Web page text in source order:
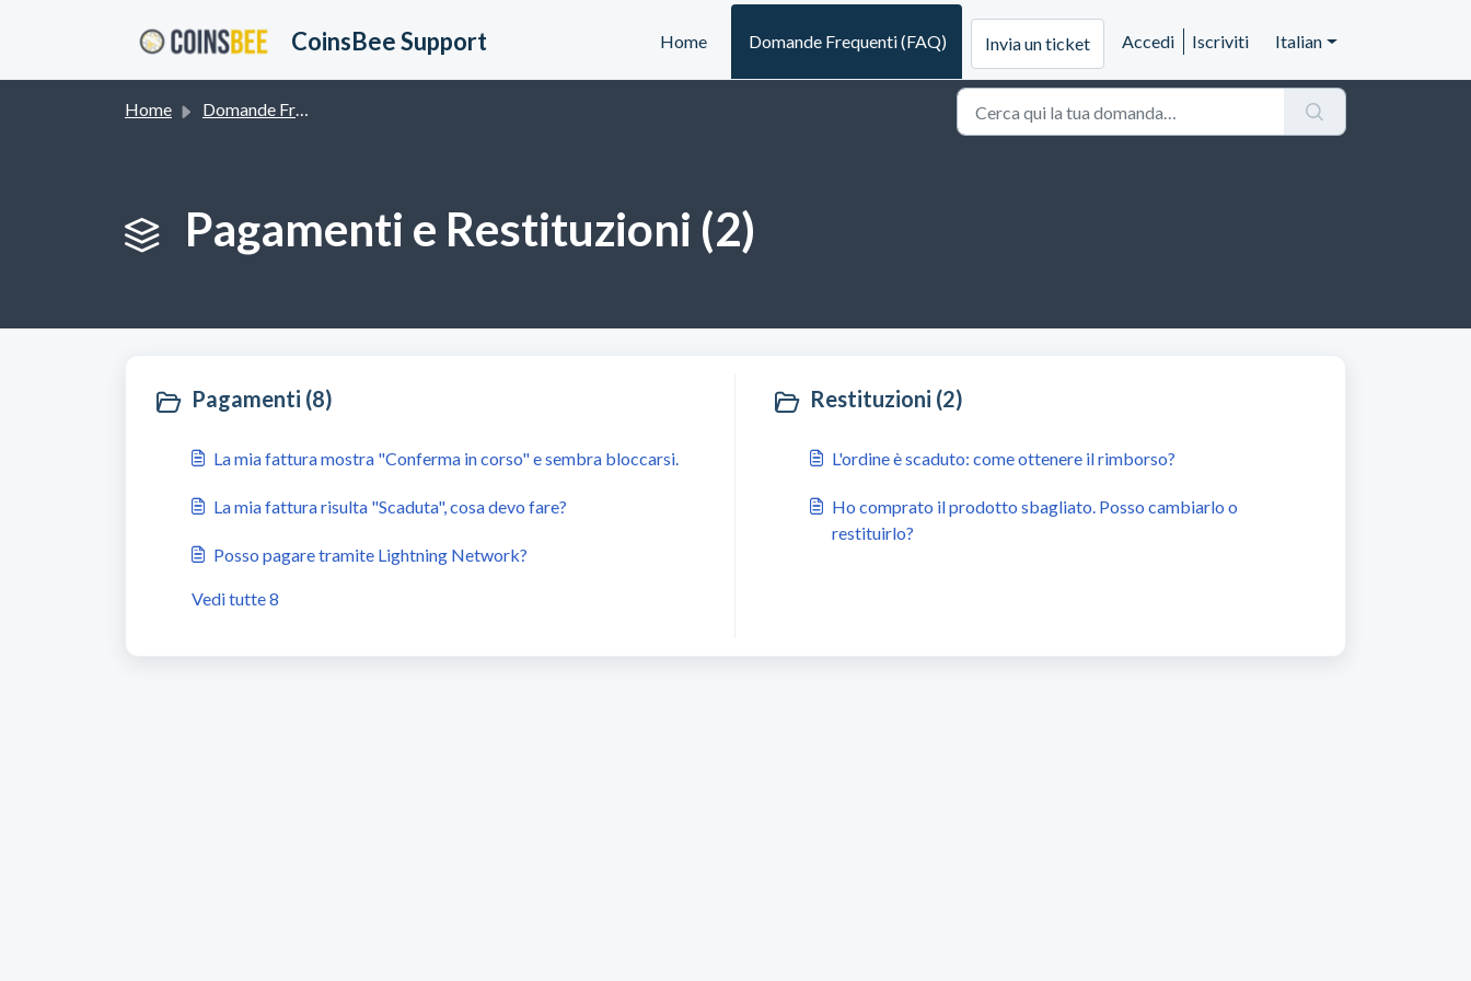
CoinsBee Support Home Domande Frequenti (FAQ) Invia un ticket Accedi Iscriviti Italian
Home Domande Frequenti (FAQ)
Pagamenti e Restituzioni (2)
Pagamenti (8)
La mia fattura mostra "Conferma in corso" e sembra bloccarsi.
La mia fattura risulta "Scaduta", cosa devo fare?
Posso pagare tramite Lightning Network?
Vedi tutte 8
Restituzioni (2)
L'ordine è scaduto: come ottenere il rimborso?
Ho comprato il prodotto sbagliato. Posso cambiarlo o
restituirlo?